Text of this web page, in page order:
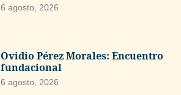
6 agosto, 2026
Ovidio Pérez Morales: Encuentro
fundacional
6 agosto, 2026